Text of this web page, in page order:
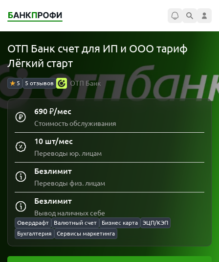
ОТП Банк счет для ИП и ООО тариф
Лёгкий старт
5 5 отзывов ОТП Банк
690 ₽/мес
Стоимость обслуживания
10 шт/мес
Переводы юр. лицам
Безлимит
Переводы физ. лицам
Безлимит
Вывод наличных себе
Овердрафт Валютный счет Бизнес карта
ЭЦП/КЭП
Бухгалтерия
Сервисы маркетинга